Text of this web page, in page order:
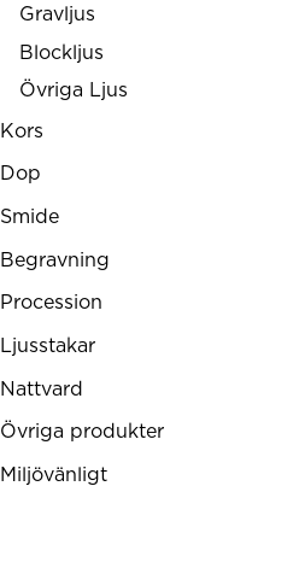
Gravljus
Blockljus
Övriga Ljus
Kors
Dop
Smide
Begravning
Procession
Ljusstakar
Nattvard
Övriga produkter
Miljövänligt